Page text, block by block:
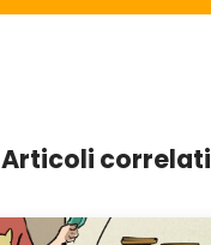
Articoli correlati